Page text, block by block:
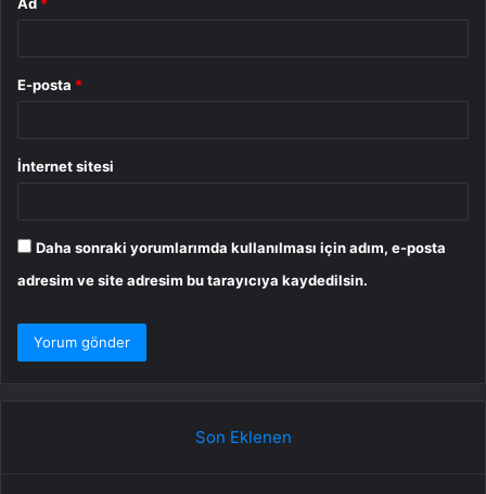
E-posta *
İnternet sitesi
Daha sonraki yorumlarımda kullanılması için adım, e-posta
adresim ve site adresim bu tarayıcıya kaydedilsin.
Son Eklenen